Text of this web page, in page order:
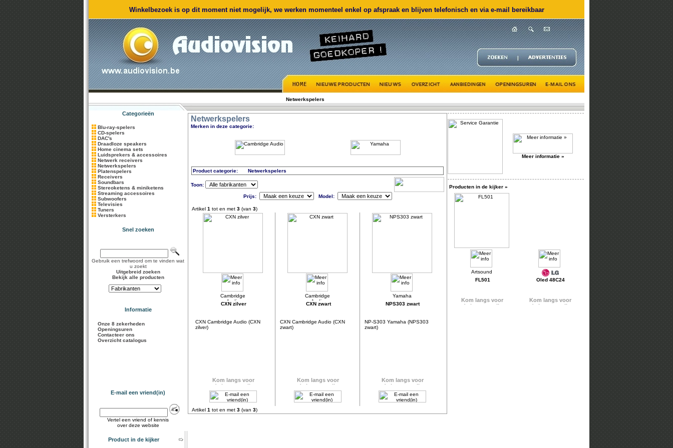
Winkelbezoek is op dit moment niet mogelijk, we werken momenteel enkel op afspraak en blijven telefonisch en via e-mail bereikbaar
Netwerkspelers
Categorieën
Blu-ray-spelers
CD-spelers
DAC's
Draadloze speakers
Home cinema sets
Luidsprekers & accessoires
Netwerk receivers
Netwerkspelers
Platenspelers
Receivers
Soundbars
Stereoketens & miniketens
Streaming accessoires
Subwoofers
Televisies
Tuners
Versterkers
Snel zoeken
Gebruik een trefwoord om te vinden wat
u zoekt
Uitgebreid zoeken
Bekijk alle producten
Informatie
Onze 8 zekerheden
Openingsuren
Contacteer ons
Overzicht catalogus
E-mail een vriend(in)
Vertel een vriend of kennis
over deze website
Product in de kijker
Netwerkspelers
Merken in deze categorie:
Product categorie: Netwerkspelers
Toon:
Prijs: Model:
Artikel 1 tot en met 3 (van 3)
CXN zilver
CXN Cambridge Audio (CXN
zilver)
CXN zwart
CXN Cambridge Audio (CXN
zwart)
NPS303 zwart
NP-S303 Yamaha (NPS303
zwart)
Artikel 1 tot en met 3 (van 3)
Meer informatie »
Producten in de kijker »
FL501 Oled 48C24